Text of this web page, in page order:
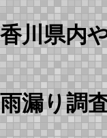
香川県内
雨漏り調